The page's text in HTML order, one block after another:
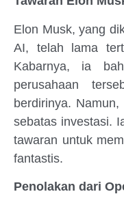
Elon Musk, yang
AI, telah lama
Kabarnya, ia
perusahaan
berdirinya.
sebatas investasi.
tawaran untuk
fantastis.
Penolakan dari